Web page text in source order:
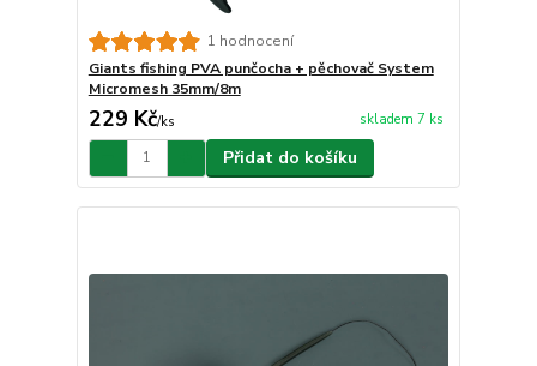
1 hodnocení
Giants fishing PVA punčocha + pěchovač System
Micromesh 35mm/8m
229 Kč/ks skladem 7 ks
Přidat do košíku